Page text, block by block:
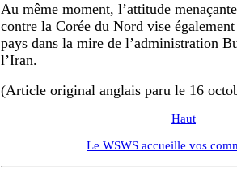
Au même moment, l’attitude
contre la Corée du Nord vise également
pays dans la mire de l’administration
l’Iran.
(Article original anglais paru le 16
Haut
Le WSWS accueille vos